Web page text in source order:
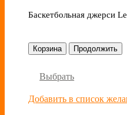
Баскетбольная джерси
Корзина Продолжить
Выбрать
Добавить в список